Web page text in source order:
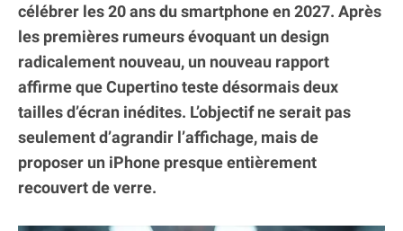
célébrer les 20 ans du smartphone en 2027. Après
les premières rumeurs évoquant un design
radicalement nouveau, un nouveau rapport
affirme que Cupertino teste désormais deux
tailles d’écran inédites. L’objectif ne serait pas
seulement d’agrandir l’affichage, mais de
proposer un iPhone presque entièrement
recouvert de verre.